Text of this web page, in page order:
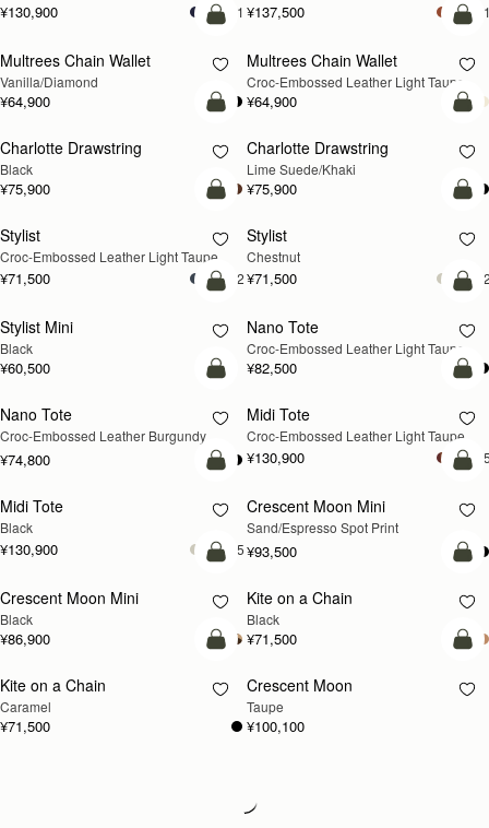
¥130,900 +1 ¥137,500
カートに追加
Multrees Chain Wallet
Vanilla/Diamond
¥64,900
新登場
カ
Multrees Chain Wallet
Croc-Embossed Leather Light Taupe
¥64,900
カートに追加
Charlotte Drawstring
Black
¥75,900
カ
Charlotte Drawstring
Lime Suede/Khaki
¥75,900
新登場
カートに追加
Stylist
Croc-Embossed Leather Light Taupe
¥71,500 +2
カ
Stylist
Chestnut
¥71,500
カートに追加
Stylist Mini
Black
¥60,500
新登場
カ
Nano Tote
Croc-Embossed Leather Light Taupe
¥82,500
カートに追加
Nano Tote
Croc-Embossed Leather Burgundy
¥74,800
新登場
カ
Midi Tote
Croc-Embossed Leather Light Taupe
¥130,900
カートに追加
Midi Tote
Black
¥130,900 +5
カ
Crescent Moon Mini
Sand/Espresso Spot Print
¥93,500
カートに追加
Crescent Moon Mini
Black
¥86,900
カ
Kite on a Chain
Black
¥71,500
新登場
カートに追加
Kite on a Chain
Caramel
¥71,500
新登場
カ
Crescent Moon
Taupe
¥100,100
Loading
Loading...